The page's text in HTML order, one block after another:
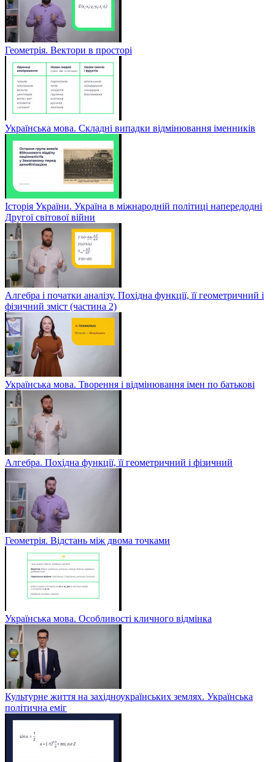
Геометрія. Вектори в просторі
Українська мова. Складні випадки відмінювання іменників
Історія України. Україна в міжнародній політиці напередодні
Другої світової війни
Алгебра і початки аналізу. Похідна функції, її геометричний і
фізичний зміст (частина 2)
Українська мова. Творення і відмінювання імен по батькові
Алгебра. Похідна функції, її геометричний і фізичний
Геометрія. Відстань між двома точками
Українська мова. Особливості кличного відмінка
Культурне життя на західноукраїнських землях. Українська
політична еміг